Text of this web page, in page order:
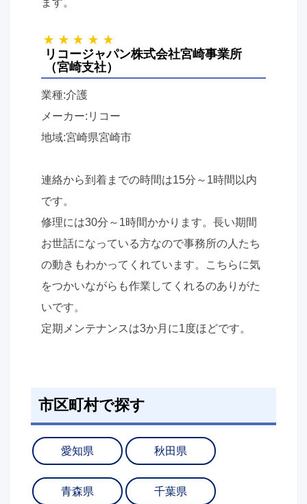
リコージャパン株式会社宮崎事業所
（宮崎支社）
業種:介護
メーカー:リコー
地域:宮崎県宮崎市
連絡から到着までの時間は15分～1時間以内
です。
修理には30分～1時間かかります。長い期間
お世話になっている方なので事務所の人たち
の動きもわかってくれています。こちらに気
をつかいながらも作業してくれるのありがた
いです。
定期メンテナンスは3か月に1度ほどです。
市区町村で探す
愛知県 秋田県
青森県 千葉県